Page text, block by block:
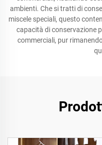
ambienti. Che si tratti di
miscele speciali, questo
capacità di conservazione
commerciali, pur